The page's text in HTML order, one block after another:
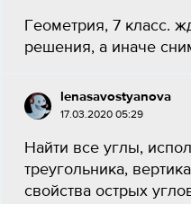
Геометрия, 7 класс.
решения, а иначе
lenasavostyanova
17.03.2020 05:29
Найти все углы,
треугольника,
свойства острых